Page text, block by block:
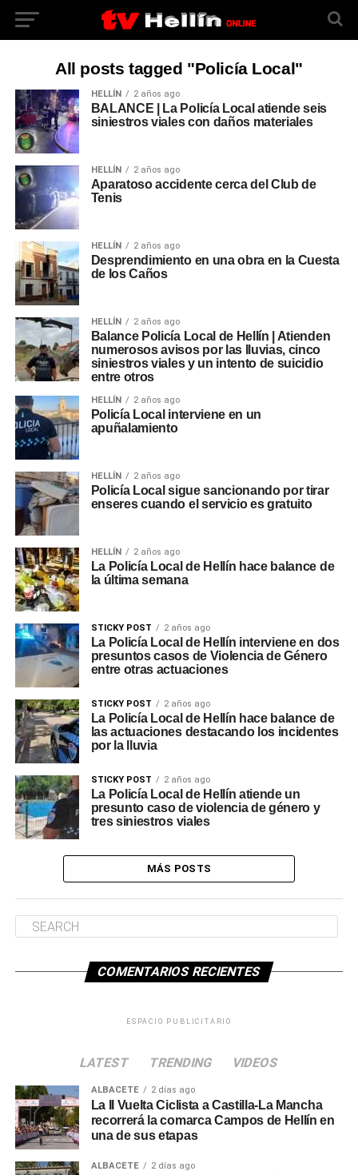
All posts tagged "Policía Local"
HELLÍN 2 años ago
BALANCE | La Policía Local atiende seis
siniestros viales con daños materiales
HELLÍN 2 años ago
Aparatoso accidente cerca del Club de
Tenis
HELLÍN 2 años ago
Desprendimiento en una obra en la Cuesta
de los Caños
HELLÍN 2 años ago
Balance Policía Local de Hellín | Atienden
numerosos avisos por las lluvias, cinco
siniestros viales y un intento de suicidio
entre otros
HELLÍN 2 años ago
Policía Local interviene en un
apuñalamiento
HELLÍN 2 años ago
Policía Local sigue sancionando por tirar
enseres cuando el servicio es gratuito
HELLÍN 2 años ago
La Policía Local de Hellín hace balance de
la última semana
STICKY POST 2 años ago
La Policía Local de Hellín interviene en dos
presuntos casos de Violencia de Género
entre otras actuaciones
STICKY POST 2 años ago
La Policía Local de Hellín hace balance de
las actuaciones destacando los incidentes
por la lluvia
STICKY POST 2 años ago
La Policía Local de Hellín atiende un
presunto caso de violencia de género y
tres siniestros viales
MÁS POSTS
COMENTARIOS RECIENTES
ESPACIO PUBLICITARIO
LATEST TRENDING VIDEOS
ALBACETE 2 días ago
La II Vuelta Ciclista a Castilla-La Mancha
recorrerá la comarca Campos de Hellín en
una de sus etapas
ALBACETE 2 días ago